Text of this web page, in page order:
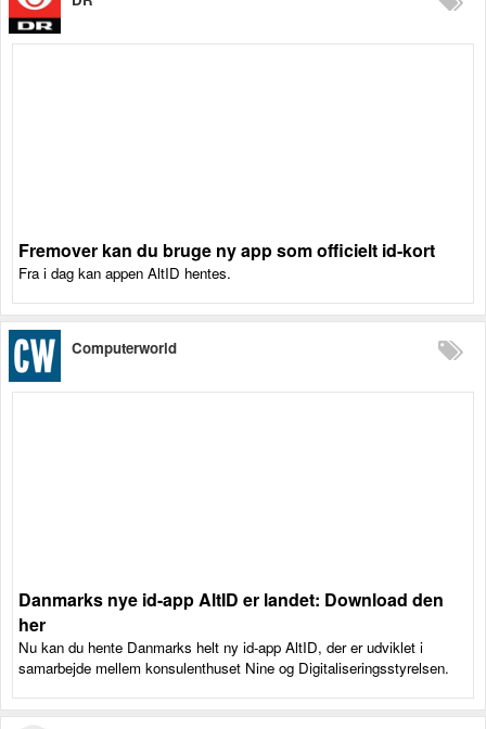
Fremover kan du bruge ny app som officielt id-kort
Fra i dag kan appen AltID hentes.
Computerworld
Danmarks nye id-app AltID er landet: Download den
her
Nu kan du hente Danmarks helt ny id-app AltID, der er udviklet i
samarbejde mellem konsulenthuset Nine og Digitaliseringsstyrelsen.